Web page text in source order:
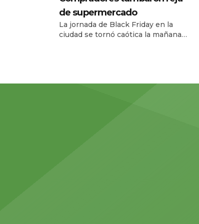
de supermercado
La jornada de Black Friday en la
ciudad se tornó caótica la mañana
Arosemena, en el norte de la ciudad.